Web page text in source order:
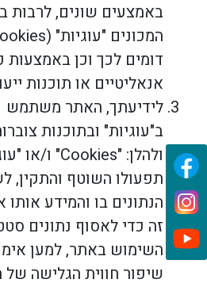
באמצעים שונים, לרבות
המכונים "עוגיות" (
דומים לכך וכן באמצעות
אנאליטיים או תוכנות
לידיעתך, האתר משתמש
ב"עוגיות" ובתוכנות
ולהלן: "Cookies" ו/או
תפעולו השוטף
הנתונים בו והמידע
זה כדי לאסוף נתונים
השימוש באתר, למען
שיפור חווית הגלישה